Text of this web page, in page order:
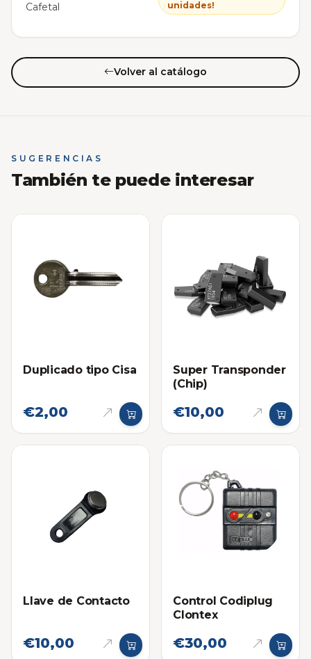
Cafetal
unidades!
Volver al catálogo
SUGERENCIAS
También te puede interesar
Duplicado tipo Cisa
€2,00
Super Transponder
(Chip)
€10,00
Llave de Contacto
€10,00
Control Codiplug
Clontex
€30,00